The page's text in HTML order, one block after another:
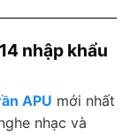
nhập khẩu
APU mới nhất
nhạc và